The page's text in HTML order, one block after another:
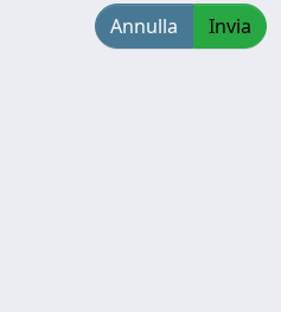
Annulla Invia